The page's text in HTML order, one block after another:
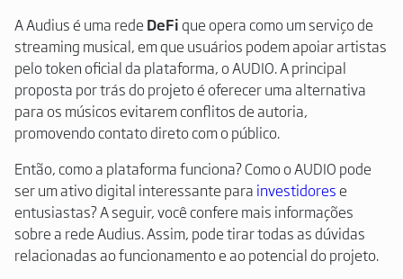
A Audius é uma rede DeFique opera como um serviço de
streaming musical, em que usuários podem apoiar artistas
pelo token oficial da plataforma, o AUDIO. A principal
proposta por trás do projeto é oferecer uma alternativa
para os músicos evitarem conflitos de autoria,
promovendo contato direto com o público.
Então, como a plataforma funciona? Como o AUDIO pode
ser um ativo digital interessante para investidorese
entusiastas? A seguir, você confere mais informações
sobre a rede Audius. Assim, pode tirar todas as dúvidas
relacionadas ao funcionamento e ao potencial do projeto.